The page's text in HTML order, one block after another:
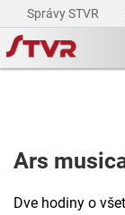
Správy STVR
Ars
Dve hodiny o